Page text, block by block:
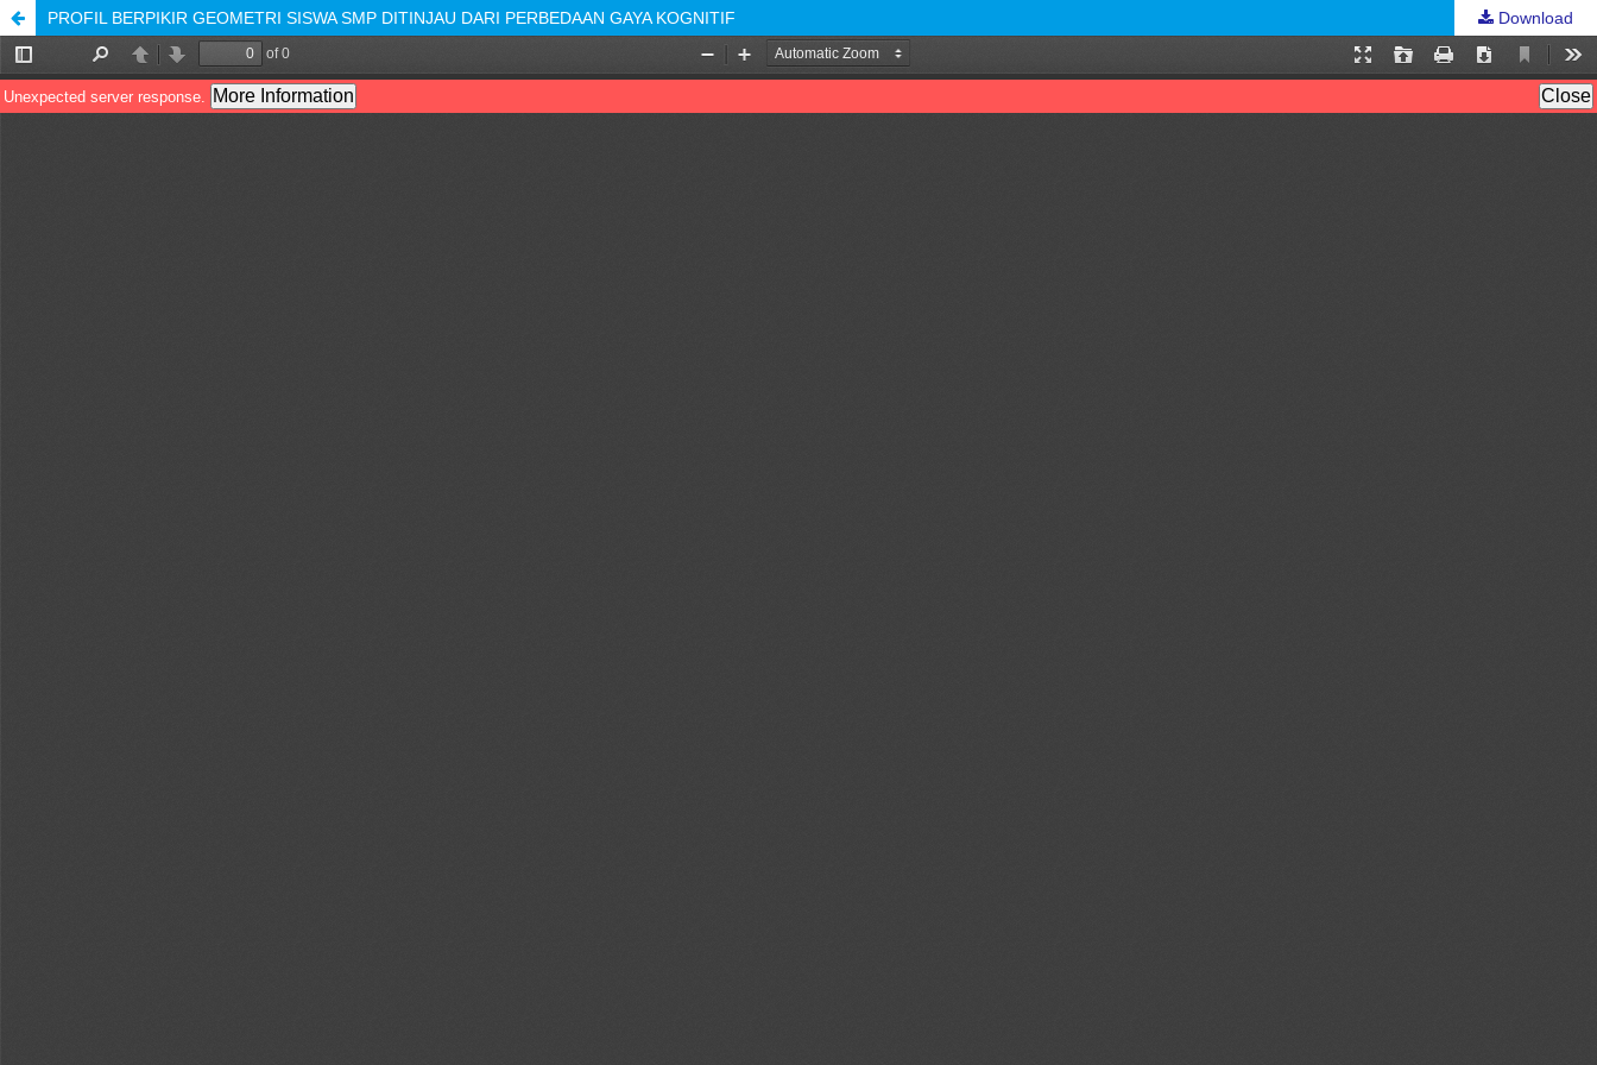
PROFIL BERPIKIR GEOMETRI SISWA SMP DITINJAU DARI PERBEDAAN GAYA KOGNITIF Download